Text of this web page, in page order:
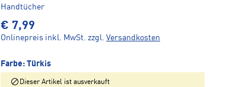
Handtücher
€ 7,99
Onlinepreis inkl. MwSt. zzgl. Versandkosten
Farbe: Türkis
Dieser Artikel ist ausverkauft